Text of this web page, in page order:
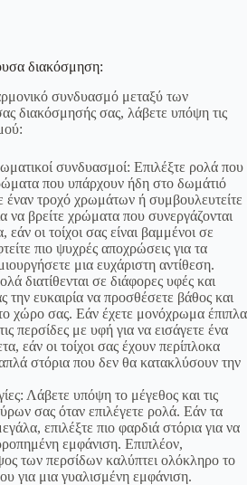
διακόσμηση:
συνδυασμό μεταξύ των
διακόσμησής σας, λάβετε υπόψη τις
συνδυασμοί: Επιλέξτε ρολά που
που υπάρχουν ήδη στο δωμάτιό
έναν τροχό χρωμάτων ή συμβουλευτείτε
να βρείτε χρώματα που συνεργάζονται
οι τοίχοι σας είναι βαμμένοι σε
πιο ψυχρές αποχρώσεις για τα
μια ευχάριστη αντίθεση.
διατίθενται σε διάφορες υφές και
την ευκαιρία να προσθέσετε βάθος και
χώρο σας. Εάν έχετε μονόχρωμα έπιπλα
περσίδες με υφή για να εισάγετε ένα
εάν οι τοίχοι σας έχουν περίπλοκα
απλά στόρια που δεν θα κατακλύσουν την
Λάβετε υπόψη το μέγεθος και τις
σας όταν επιλέγετε ρολά. Εάν τα
επιλέξτε πιο φαρδιά στόρια για να
εμφάνιση. Επιπλέον,
των περσίδων καλύπτει ολόκληρο το
για μια γυαλισμένη εμφάνιση.